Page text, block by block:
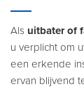
Als uitbater of
u verplicht om
een erkende
ervan blijvend